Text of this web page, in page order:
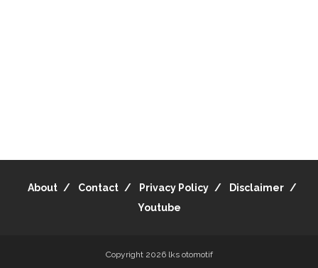
About Contact Privacy Policy
Disclaimer
Youtube
Copyright 2026 lks otomotif